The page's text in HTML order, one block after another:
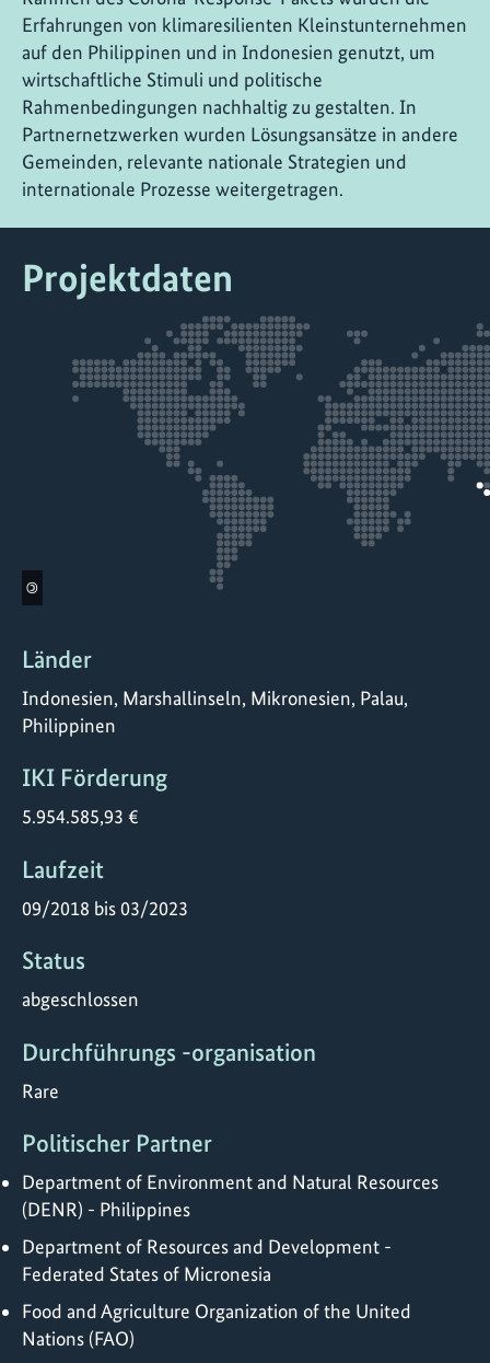
Erfahrungen von klimaresilienten Kleinstunternehmen
auf den Philippinen und in Indonesien genutzt, um
wirtschaftliche Stimuli und politische
Rahmenbedingungen nachhaltig zu gestalten. In
Partnernetzwerken wurden Lösungsansätze in andere
Gemeinden, relevante nationale Strategien und
internationale Prozesse weitergetragen.
Projektdaten
©
Länder
Indonesien, Marshallinseln, Mikronesien, Palau,
Philippinen
IKI Förderung
5.954.585,93 €
Laufzeit
09/2018 bis 03/2023
Status
abgeschlossen
Durchführungs -organisation
Rare
Politischer Partner
Department of Environment and Natural Resources
(DENR) - Philippines
Department of Resources and Development -
Federated States of Micronesia
Food and Agriculture Organization of the United
Nations (FAO)